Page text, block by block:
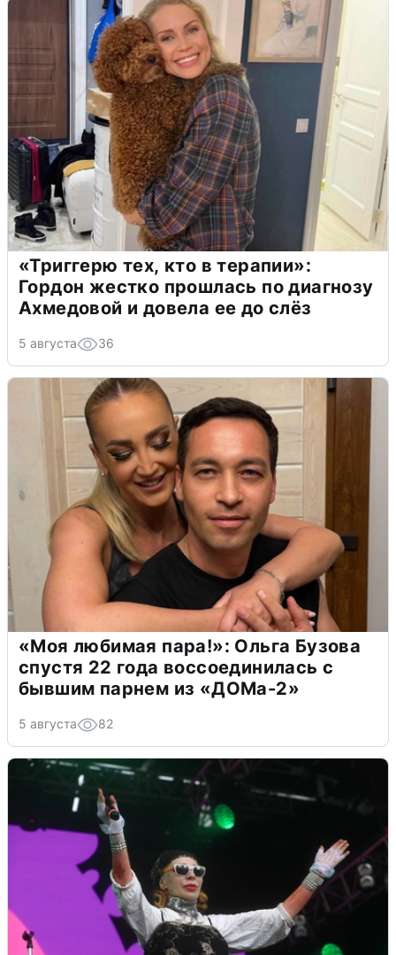
«Триггерю тех, кто в терапии»:
Гордон жестко прошлась по диагнозу
Ахмедовой и довела ее до слёз
5 августа 36
«Моя любимая пара!»: Ольга Бузова
спустя 22 года воссоединилась с
бывшим парнем из «ДОМа-2»
5 августа 82